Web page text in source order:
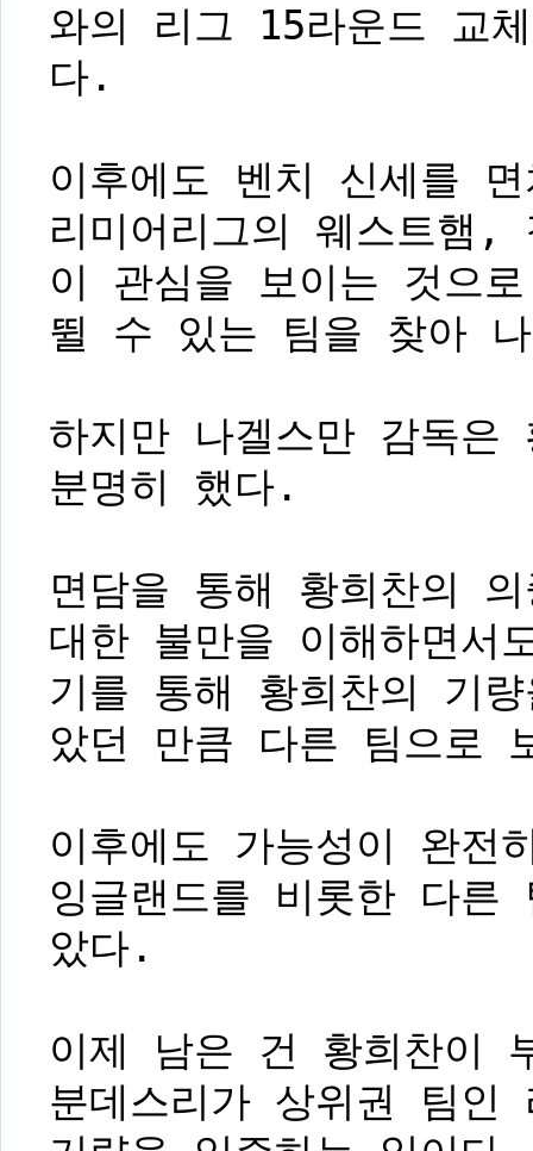
와의 리그 15라운드 교
다.
이후에도 벤치 신세를
리미어리그의 웨스트햄,
이 관심을 보이는 것으
뛸 수 있는 팀을 찾아
하지만 나겔스만 감독
분명히 했다.
면담을 통해 황희찬의
대한 불만을 이해하면서
기를 통해 황희찬의 기
았던 만큼 다른 팀으로
이후에도 가능성이 완
잉글랜드를 비롯한 다른
았다.
이제 남은 건 황희찬이
분데스리가 상위권 팀인